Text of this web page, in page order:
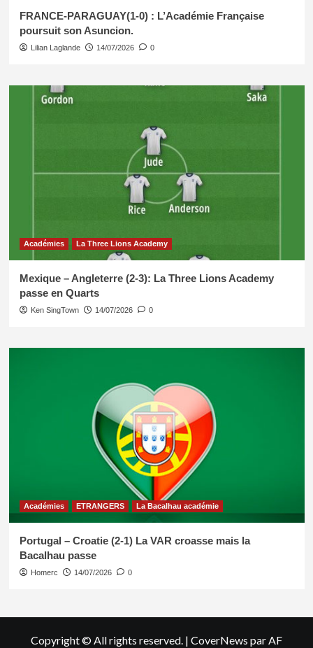
FRANCE-PARAGUAY(1-0) : L’Académie Française
poursuit son Asuncion.
Lilian Laglande 14/07/2026 0
Académies La Three Lions Academy
Mexique – Angleterre (2-3): La Three Lions Academy
passe en Quarts
Ken SingTown 14/07/2026 0
Académies ETRANGERS La Bacalhau académie
Portugal – Croatie (2-1) La VAR croasse mais la
Bacalhau passe
Homerc 14/07/2026 0
Copyright © All rights reserved. | CoverNews par AF